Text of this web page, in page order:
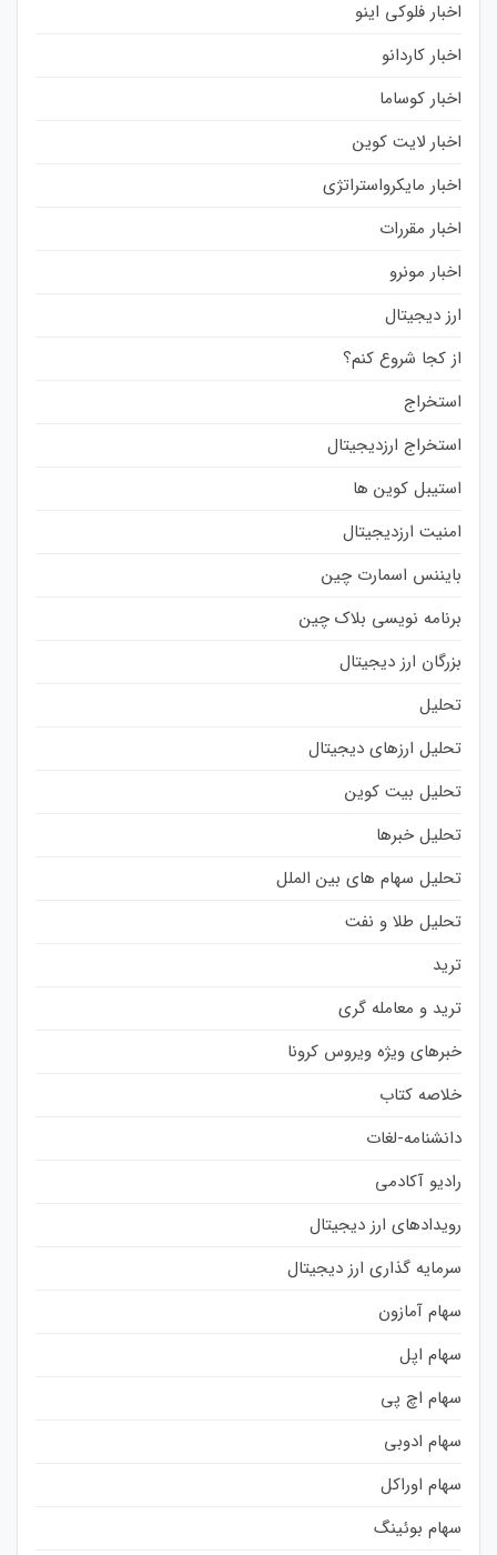
اخبار فلوکی اینو
اخبار کاردانو
اخبار کوساما
اخبار لایت کوین
اخبار مایکرواستراتژی
اخبار مقررات
اخبار مونرو
ارز دیجیتال
از کجا شروع کنم؟
استخراج
استخراج ارزدیجیتال
استیبل کوین ها
امنیت ارزدیجیتال
بایننس اسمارت چین
برنامه نویسی بلاک چین
بزرگان ارز دیجیتال
تحلیل
تحلیل ارزهای دیجیتال
تحلیل بیت کوین
تحلیل خبرها
تحلیل سهام های بین الملل
تحلیل طلا و نفت
ترید
ترید و معامله گری
خبرهای ویژه ویروس کرونا
خلاصه کتاب
دانشنامه-لغات
رادیو آکادمی
رویدادهای ارز دیجیتال
سرمایه گذاری ارز دیجیتال
سهام آمازون
سهام اپل
سهام اچ پی
سهام ادوبی
سهام اوراکل
سهام بوئینگ